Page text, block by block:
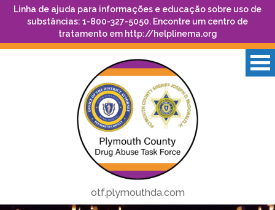
Linha de ajuda para informações e educação sobre uso de
substâncias: 1-800-327-5050. Encontre um centro de
tratamento em http://helplinema.org
otf.plymouthda.com